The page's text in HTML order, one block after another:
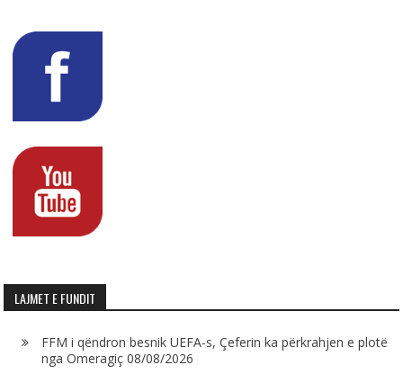
LAJMET E FUNDIT
FFM i qëndron besnik UEFA-s, Çeferin ka përkrahjen e plotë
nga Omeragiç 08/08/2026